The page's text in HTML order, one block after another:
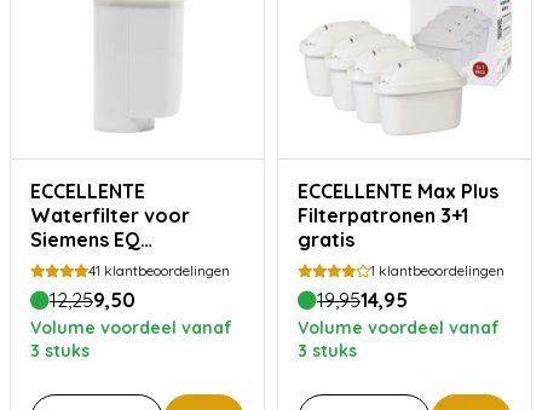
ECCELLENTE
Waterfilter voor
Siemens EQ
koffiemachines
41 klantbeoordelingen
12,259,50
Volume voordeel vanaf
3 stuks
ECCELLENTE Max Plus
Filterpatronen 3+1
gratis
1 klantbeoordelingen
19,9514,95
Volume voordeel vanaf
3 stuks